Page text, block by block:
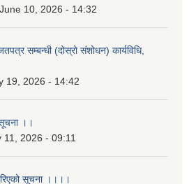
10, 2026 - 14:32
सम्बन्धी (दोस्रो संशोधन) कार्यविधि,
19, 2026 - 14:42
।।
11, 2026 - 09:11
सूचना ।।।।